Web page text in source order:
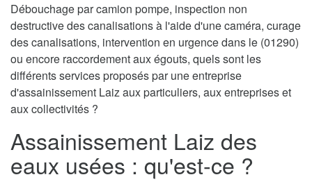
Débouchage par camion pompe, inspection non
destructive des canalisations à l'aide d'une caméra, curage
des canalisations, intervention en urgence dans le (01290)
ou encore raccordement aux égouts, quels sont les
différents services proposés par une entreprise
d'assainissement Laiz aux particuliers, aux entreprises et
aux collectivités ?
Assainissement Laiz des
eaux usées : qu'est-ce ?